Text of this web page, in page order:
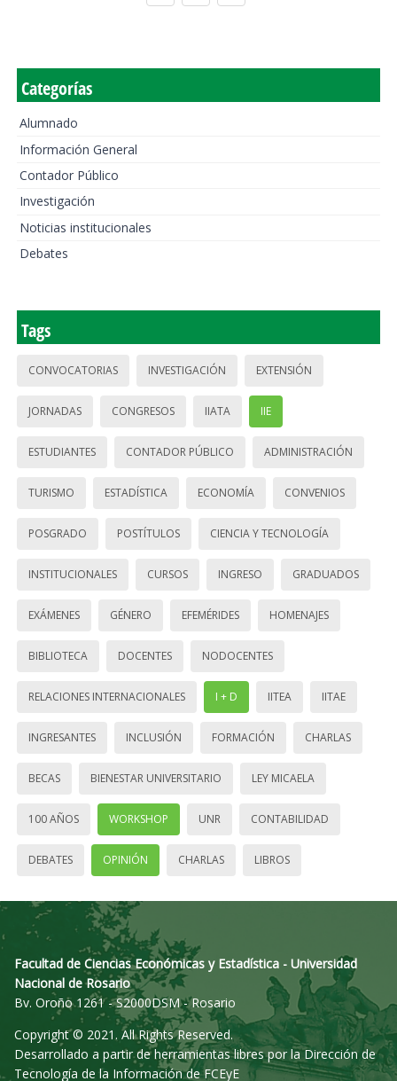
Categorías
Alumnado
Información General
Contador Público
Investigación
Noticias institucionales
Debates
Tags
CONVOCATORIAS INVESTIGACIÓN EXTENSIÓN
JORNADAS CONGRESOS IIATA IIE
ESTUDIANTES CONTADOR PÚBLICO ADMINISTRACIÓN
TURISMO ESTADÍSTICA ECONOMÍA CONVENIOS
POSGRADO POSTÍTULOS CIENCIA Y TECNOLOGÍA
INSTITUCIONALES CURSOS INGRESO GRADUADOS
EXÁMENES GÉNERO EFEMÉRIDES HOMENAJES
BIBLIOTECA DOCENTES NODOCENTES
RELACIONES INTERNACIONALES I + D IITEA IITAE
INGRESANTES INCLUSIÓN FORMACIÓN CHARLAS
BECAS BIENESTAR UNIVERSITARIO LEY MICAELA
100 AÑOS WORKSHOP UNR CONTABILIDAD
DEBATES OPINIÓN CHARLAS LIBROS
Facultad de Ciencias Económicas y Estadística - Universidad
Nacional de Rosario
Bv. Oroño 1261 - S2000DSM - Rosario
Copyright © 2021. All Rights Reserved.
Desarrollado a partir de herramientas libres por la Dirección de
Tecnología de la Información de FCEyE